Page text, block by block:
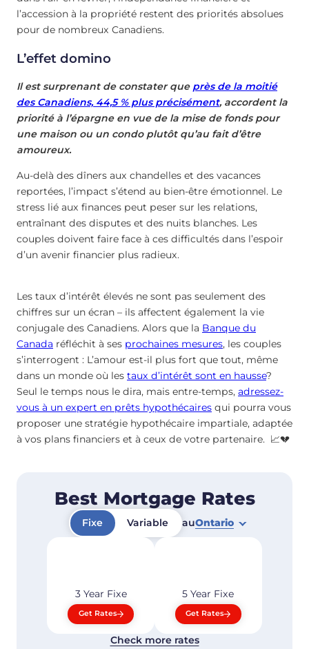
l’accession à la propriété restent des priorités absolues
pour de nombreux Canadiens.
L’effet domino
Il est surprenant de constater que près de la moitié
des Canadiens, 44,5 % plus précisément, accordent la
priorité à l’épargne en vue de la mise de fonds pour
une maison ou un condo plutôt qu’au fait d’être
amoureux.
Au-delà des dîners aux chandelles et des vacances
reportées, l’impact s’étend au bien-être émotionnel. Le
stress lié aux finances peut peser sur les relations,
entraînant des disputes et des nuits blanches. Les
couples doivent faire face à ces difficultés dans l’espoir
d’un avenir financier plus radieux.
Les taux d’intérêt élevés ne sont pas seulement des
chiffres sur un écran – ils affectent également la vie
conjugale des Canadiens. Alors que la Banque du
Canada réfléchit à ses prochaines mesures, les couples
s’interrogent : L’amour est-il plus fort que tout, même
dans un monde où les taux d’intérêt sont en hausse?
Seul le temps nous le dira, mais entre-temps, adressez-
vous à un expert en prêts hypothécaires qui pourra vous
proposer une stratégie hypothécaire impartiale, adaptée
à vos plans financiers et à ceux de votre partenaire. 📈💔
Best Mortgage Rates
Fixe Variable auOntario
3 Year Fixe
Get Rates
5 Year Fixe
Get Rates
Check more rates